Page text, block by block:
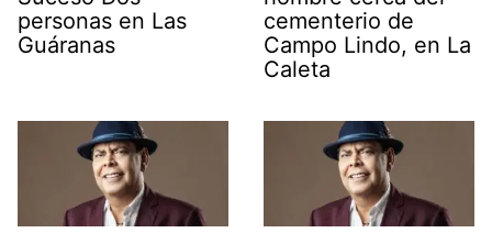
personas en Las
Guáranas
cementerio de
Campo Lindo, en La
Caleta